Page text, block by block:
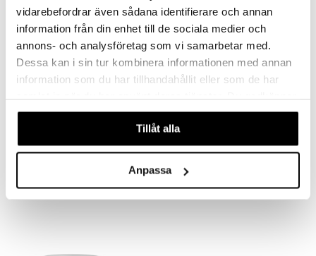
vidarebefordrar även sådana identifierare och annan
information från din enhet till de sociala medier och
annons- och analysföretag som vi samarbetar med.
Dessa kan i sin tur kombinera informationen med annan
information som du har tillhandahållit eller som de har
våra cookies vid fortsatt användande av vår webbplats.
Tillåt alla
Anpassa
Saatavana useana vaihtoehtona
Piirakkavuoka
17,90
Saatavana useana vaihtoehtona
Pillivuyt Neliövuoka
PILLIVUYT
25,38